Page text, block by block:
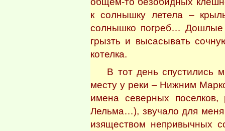
к солнышку летела –
солнышко погреб…
грызть и высасывать
котелка.
В тот день спустились
месту у реки – Нижним
имена северных
Лельма…), звучало для
изяществом непривычных